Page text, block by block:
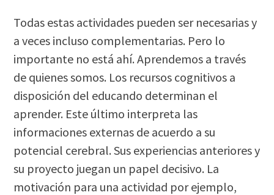
Todas estas actividades pueden ser necesarias y
a veces incluso complementarias. Pero lo
importante no está ahí. Aprendemos a través
de quienes somos. Los recursos cognitivos a
disposición del educando determinan el
aprender. Este último interpreta las
informaciones externas de acuerdo a su
potencial cerebral. Sus experiencias anteriores y
su proyecto juegan un papel decisivo. La
motivación para una actividad por ejemplo,